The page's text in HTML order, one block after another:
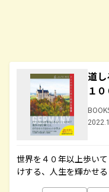
道
１０
世界を４０年以上歩い
けする、人生を輝かせ